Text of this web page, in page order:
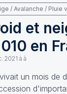
/ Avalanche / Pluie
et
en
2021 à à
un mois de